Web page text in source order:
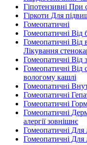
Гіпотензивні При
Гіркоти Для
Гомеопатичні
Гомеопатичні Від
Гомеопатичні Від
Лікування
Гомеопатичні Від
Гомеопатичні Від
вологому кашлі
Гомеопатичні
Гомеопатичні
Гомеопатичні
Гомеопатичні
алергії зовнішнє
Гомеопатичні Для
Гомеопатичні Для